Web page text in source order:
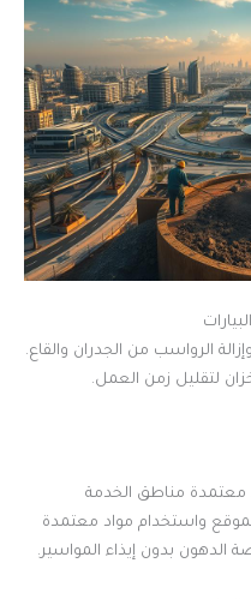
الرواسب من الجدران والقاع.
لتقليل زمن العمل.
معتمدة مناطق الخدمة
واستخدام مواد معتمدة
الدهون بدون إيذاء المواسير.